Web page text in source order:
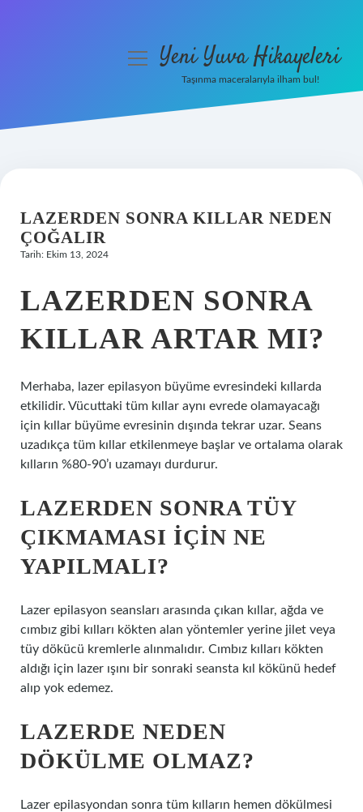
Hakkımızda
menüyüYeni Yuva Hikayeleri
Taşınma maceralarıyla ilham bul!
LAZERDEN SONRA KILLAR NEDEN
ÇOĞALIR
Tarih: Ekim 13, 2024
LAZERDEN SONRA
KILLAR ARTAR MI?
Merhaba, lazer epilasyon büyüme evresindeki kıllarda
etkilidir. Vücuttaki tüm kıllar aynı evrede olamayacağı
için kıllar büyüme evresinin dışında tekrar uzar. Seans
uzadıkça tüm kıllar etkilenmeye başlar ve ortalama olarak
kılların %80-90’ı uzamayı durdurur.
LAZERDEN SONRA TÜY
ÇIKMAMASI IÇIN NE
YAPILMALI?
Lazer epilasyon seansları arasında çıkan kıllar, ağda ve
cımbız gibi kılları kökten alan yöntemler yerine jilet veya
tüy dökücü kremlerle alınmalıdır. Cımbız kılları kökten
aldığı için lazer ışını bir sonraki seansta kıl kökünü hedef
alıp yok edemez.
LAZERDE NEDEN
DÖKÜLME OLMAZ?
Lazer epilasyondan sonra tüm kılların hemen dökülmesi